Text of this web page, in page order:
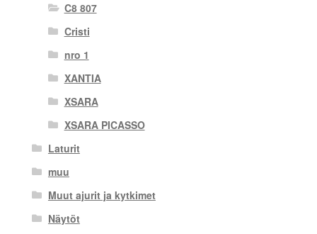
C8 807
Cristi
nro 1
XANTIA
XSARA
XSARA PICASSO
Laturit
muu
Muut ajurit ja kytkimet
Näytöt